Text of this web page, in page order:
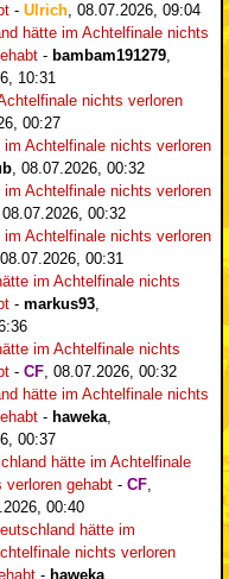
- Ulrich, 08.07.2026, 09:04
hätte im Achtelfinale nichts
- bambam191279,
10:31
nichts verloren
00:27
im Achtelfinale nichts verloren
, 08.07.2026, 00:32
im Achtelfinale nichts verloren
08.07.2026, 00:32
im Achtelfinale nichts verloren
08.07.2026, 00:31
im Achtelfinale nichts
- markus93,
im Achtelfinale nichts
- CF, 08.07.2026, 00:32
hätte im Achtelfinale nichts
- haweka,
00:37
hätte im Achtelfinale
verloren gehabt - CF,
00:40
hätte im
nichts verloren
- haweka